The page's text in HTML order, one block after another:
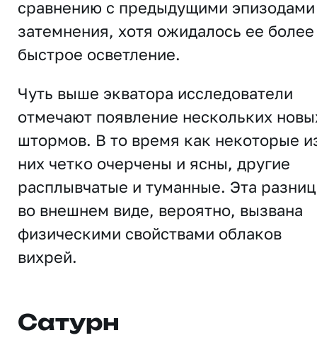
сравнению с предыдущими эпизодами
затемнения, хотя ожидалось ее более
быстрое осветление.
Чуть выше экватора исследователи
отмечают появление нескольких
штормов. В то время как некоторые
них четко очерчены и ясны, другие
расплывчатые и туманные. Эта
во внешнем виде, вероятно, вызвана
физическими свойствами облаков
вихрей.
Сатурн